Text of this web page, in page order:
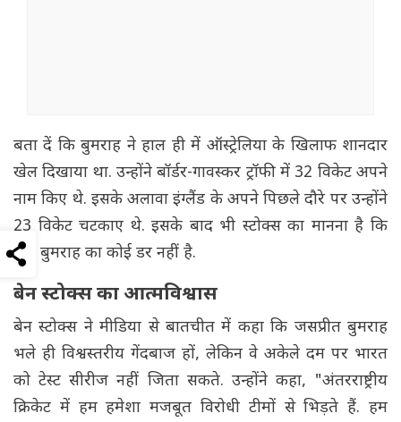
बता दें कि बुमराह ने हाल ही में ऑस्ट्रेलिया के खिलाफ शानदार
खेल दिखाया था. उन्होंने बॉर्डर-गावस्कर ट्रॉफी में 32 विकेट अपने
नाम किए थे. इसके अलावा इंग्लैंड के अपने पिछले दौरे पर उन्होंने
23 विकेट चटकाए थे. इसके बाद भी स्टोक्स का मानना है कि
उन्हें बुमराह का कोई डर नहीं है.
बेन स्टोक्स का आत्मविश्वास
बेन स्टोक्स ने मीडिया से बातचीत में कहा कि जसप्रीत बुमराह
भले ही विश्वस्तरीय गेंदबाज हों, लेकिन वे अकेले दम पर भारत
को टेस्ट सीरीज नहीं जिता सकते. उन्होंने कहा, "अंतरराष्ट्रीय
क्रिकेट में हम हमेशा मजबूत विरोधी टीमों से भिड़ते हैं. हम